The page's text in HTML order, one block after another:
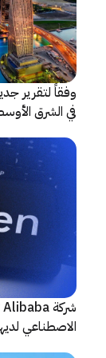
وفقاً لتقرير
الاصطناعي